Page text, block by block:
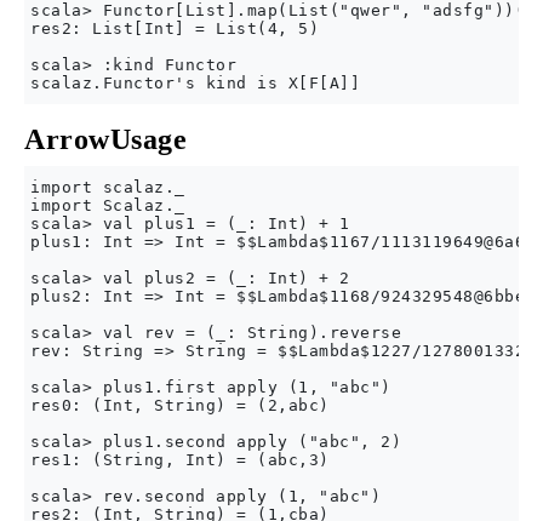
scala> Functor[List].map(List("qwer",
res2: List[Int] = List(4, 5)
scala> :kind Functor
ArrowUsage
import scalaz._
import Scalaz._
scala> val plus1 = (_: Int) + 1
plus1: Int => Int = $$Lambda$1167/
scala> val plus2 = (_: Int) + 2
plus2: Int => Int = $$Lambda$1168/
scala> val rev = (_: String).reverse
rev: String => String = $$Lambda$1227/
scala> plus1.first apply (1, "abc")
res0: (Int, String) = (2,abc)
scala> plus1.second apply ("abc", 2)
res1: (String, Int) = (abc,3)
scala> rev.second apply (1, "abc")
res2: (Int, String) = (1,cba)